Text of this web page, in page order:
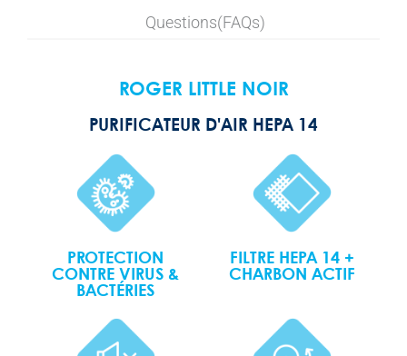
Questions(FAQs)
ROGER LITTLE NOIR
PURIFICATEUR D'AIR HEPA 14
PROTECTION
CONTRE VIRUS &
BACTÉRIES
FILTRE HEPA 14 +
CHARBON ACTIF